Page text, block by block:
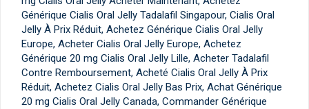
Générique Cialis Oral Jelly Tadalafil Singapour, Cialis Oral
Jelly À Prix Réduit, Achetez Générique Cialis Oral Jelly
Europe, Acheter Cialis Oral Jelly Europe, Achetez
Générique 20 mg Cialis Oral Jelly Lille, Acheter Tadalafil
Contre Remboursement, Acheté Cialis Oral Jelly À Prix
Réduit, Achetez Cialis Oral Jelly Bas Prix, Achat Générique
20 mg Cialis Oral Jelly Canada, Commander Générique